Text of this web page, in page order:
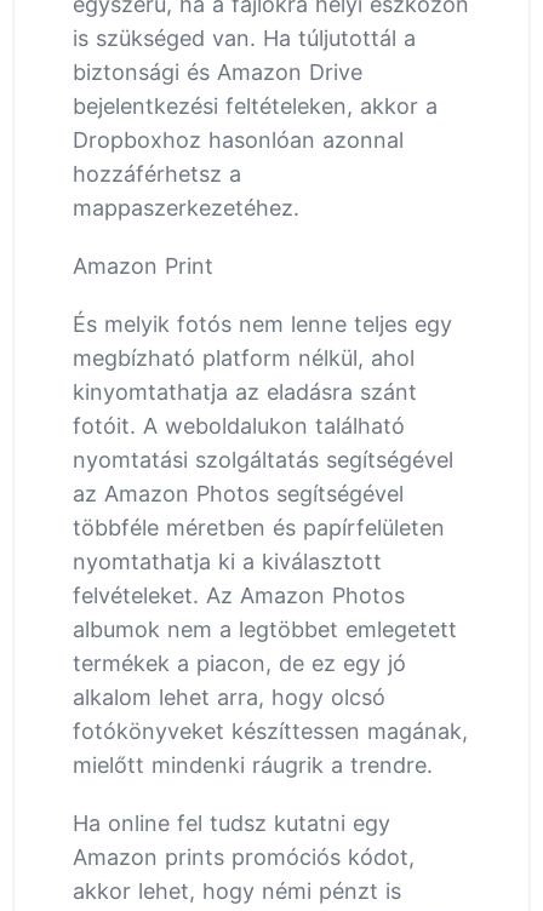
is szükséged van. Ha túljutottál a
biztonsági és Amazon Drive
bejelentkezési feltételeken, akkor a
Dropboxhoz hasonlóan azonnal
hozzáférhetsz a
mappaszerkezetéhez.
Amazon Print
És melyik fotós nem lenne teljes egy
megbízható platform nélkül, ahol
kinyomtathatja az eladásra szánt
fotóit. A weboldalukon található
nyomtatási szolgáltatás segítségével
az Amazon Photos segítségével
többféle méretben és papírfelületen
nyomtathatja ki a kiválasztott
felvételeket. Az Amazon Photos
albumok nem a legtöbbet emlegetett
termékek a piacon, de ez egy jó
alkalom lehet arra, hogy olcsó
fotókönyveket készíttessen magának,
mielőtt mindenki ráugrik a trendre.
Ha online fel tudsz kutatni egy
Amazon prints promóciós kódot,
akkor lehet, hogy némi pénzt is